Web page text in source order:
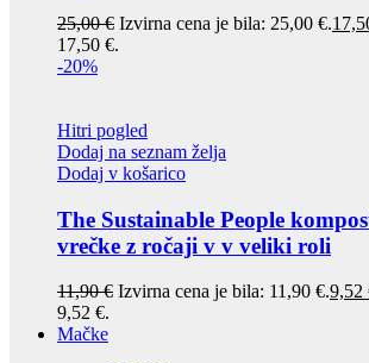
25,00€ Izvirna cena je bila: 25,00 €.
17,50 €.
-20%
Hitri pogled
Dodaj na seznam želja
Dodaj v košarico
The Sustainable People
vrečke z ročaji v v veliki roli
11,90€ Izvirna cena je bila: 11,90 €.9,52
9,52 €.
Mačke